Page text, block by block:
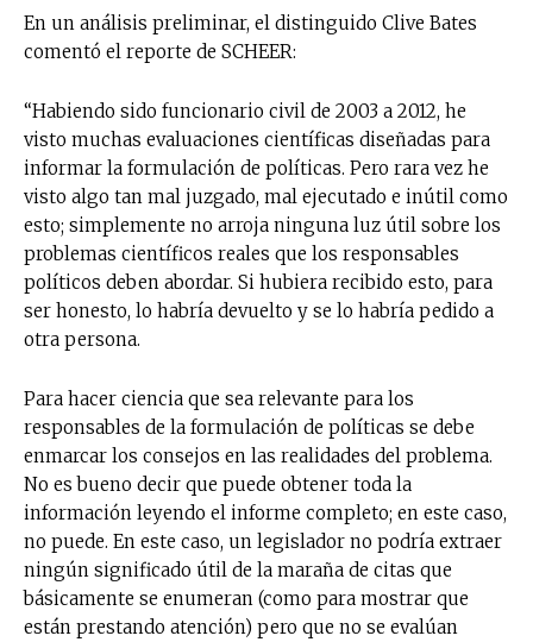
En un análisis preliminar, el distinguido Clive Bates
comentó el reporte de SCHEER:
“Habiendo sido funcionario civil de 2003 a 2012, he
visto muchas evaluaciones científicas diseñadas para
informar la formulación de políticas. Pero rara vez he
visto algo tan mal juzgado, mal ejecutado e inútil como
esto; simplemente no arroja ninguna luz útil sobre los
problemas científicos reales que los responsables
políticos deben abordar. Si hubiera recibido esto, para
ser honesto, lo habría devuelto y se lo habría pedido a
otra persona.
Para hacer ciencia que sea relevante para los
responsables de la formulación de políticas se debe
enmarcar los consejos en las realidades del problema.
No es bueno decir que puede obtener toda la
información leyendo el informe completo; en este caso,
no puede. En este caso, un legislador no podría extraer
ningún significado útil de la maraña de citas que
básicamente se enumeran (como para mostrar que
están prestando atención) pero que no se evalúan